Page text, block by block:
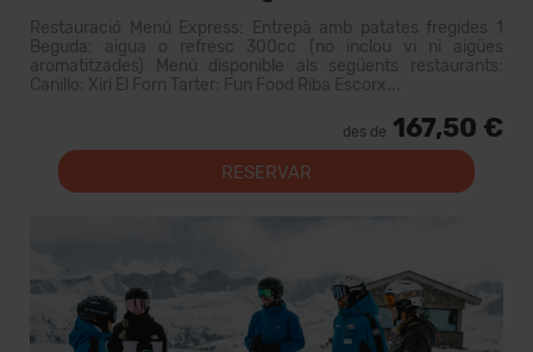
Restauració Menú Express: Entrepà amb patates fregides 1
Beguda: aigua o refresc 300cc (no inclou vi ni aigües
aromatitzades) Menú disponible als següents restaurants:
Canillo: Xiri El Forn Tarter: Fun Food Riba Escorx...
des de 167,50 €
RESERVAR